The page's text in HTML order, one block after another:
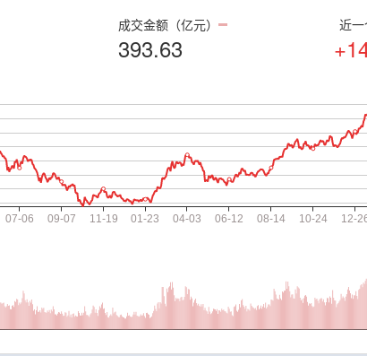
成交金额（亿元）
393.63
近